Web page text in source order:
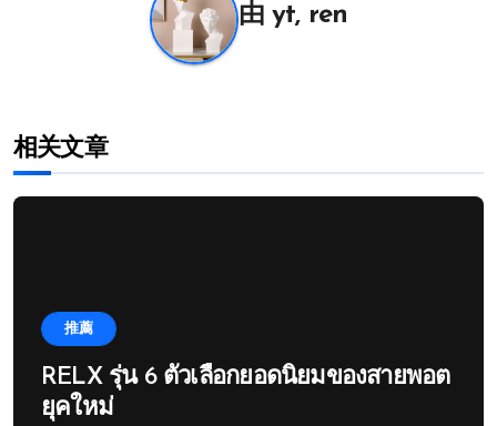
由yt, ren
相关文章
推薦
RELX รุ่น 6 ตัวเลือกยอดนิยมของสายพอต
ยุคใหม่